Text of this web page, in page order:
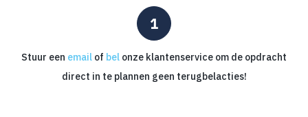
Stuur een email of bel onze klantenservice om de opdracht
direct in te plannen geen terugbelacties!